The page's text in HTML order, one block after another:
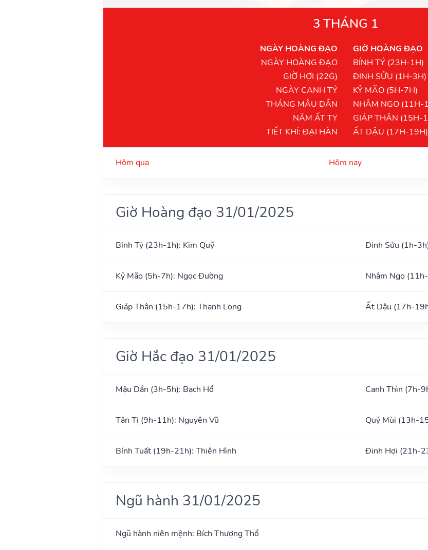
3 THÁNG 1
NGÀY HOÀNG ĐẠO
NGÀY HOÀNG ĐẠO
GIỜ HỢI (22G)
NGÀY CANH TÝ
THÁNG MẬU DẦN
NĂM ẤT TỴ
TIẾT KHÍ: ĐẠI HÀN
GIỜ HOÀNG ĐẠO
BÍNH TÝ (23H-1H)
ĐINH SỬU (1H-3H)
KỶ MÃO (5H-7H)
NHÂM NGỌ (11H-
GIÁP THÂN (15H-
ẤT DẬU (17H-19H)
Hôm qua Hôm nay
Giờ Hoàng đạo 31/01/2025
Bính Tý (23h-1h): Kim Quỹ Đinh Sửu (1h-
Kỷ Mão (5h-7h): Ngọc Đường Nhâm Ngọ
Giáp Thân (15h-17h): Thanh Long Ất Dậu (17h-
Giờ Hắc đạo 31/01/2025
Mậu Dần (3h-5h): Bạch Hổ Canh Thìn (7h-
Tân Tị (9h-11h): Nguyên Vũ Quý Mùi (13h-
Bính Tuất (19h-21h): Thiên Hình Đinh Hợi (21h-
Ngũ hành 31/01/2025
Ngũ hành niên mệnh: Bích Thượng Thổ